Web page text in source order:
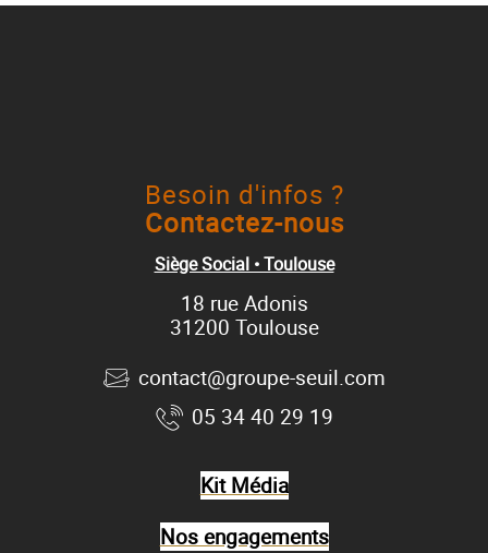
Besoin d'infos ?
Contactez-nous
Siège Social • Toulouse
18 rue Adonis
31200 Toulouse
contact@groupe-seuil.com
05 34 40 29 19
Kit Média
Nos engagements